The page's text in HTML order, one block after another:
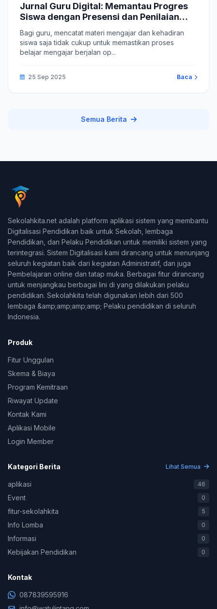
Jurnal Guru Digital: Memantau Progres
Siswa dengan Presensi dan Penilaian
Bagi guru, mencatat materi mengajar dan kehadiran
siswa saja tidak cukup untuk memastikan proses
belajar mengajar berjalan op...
25 Sep 2025 Baca
Semua Berita
Sekolahkita.net adalah platform aplikasi sistem yang membantu
Digitalisasi Pendidikan baik untuk Sekolah, lembaga
Pendidikan, dan Pelaku Pendidikan untuk memiliki sistem yang
terintegrasi. Sistem Digitalisasi kami dirancang untuk menunjang
seluruh kegiatan baik dari kegiatan Administratif, dan juga
Pembelajaran online dan tatap muka. Berbagai fitur dirancang
untuk menjangkau berbagai lini di yang dilakukan pelaku
pendidikan. Sekolahkita telah digunakan lebih dari 500
lembaga &amp;amp;amp;amp; Pelaku pendidikan di seluruh
Indonesia.
Produk
Fitur Unggulan
Skema & Biaya
Program Kemitraan
Riwayat Update
Kontak Kami
Aplikasi Mobile
Login Member
Kategori Berita Lihat Semua
aplikasi 46
Event 0
fitur-sekolahkita 5
Info Lomba 0
Informasi 0
Kebijakan Pendidikan 0
Kontak
087839595916